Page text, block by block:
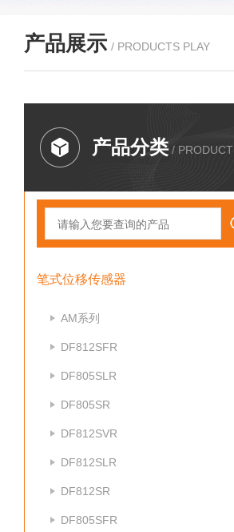
产品展示 / PRODUCTS PLAY
产品分类 / PRODUCT
笔式位移传感器
AM系列
DF812SFR
DF805SLR
DF805SR
DF812SVR
DF812SLR
DF812SR
DF805SFR